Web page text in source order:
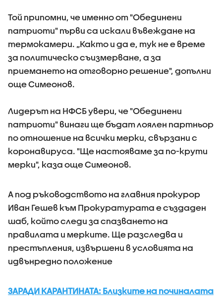
Той припомни, че именно от "Обединени
патриоти" първи са искали въвеждане на
термокамери. „Както и да е, тук не е време
за политическо съизмерване, а за
приемането на отговорно решение", допълни
още Симеонов.
Лидерът на НФСБ увери, че "Обединени
патриоти" винаги ще бъдат лоялен партньор
по отношение на всички мерки, свързани с
коронавируса. "Ще настояваме за по-крути
мерки", каза още Симеонов.
А под ръководството на главния прокурор
Иван Гешев към Прокуратурата е създаден
шаб, който следи за спазването на
правилата и мерките. Ще разследва и
престъпления, извършени в условията на
идвънредно положение
ЗАРАДИ КАРАНТИНАТА: Близките на починалата